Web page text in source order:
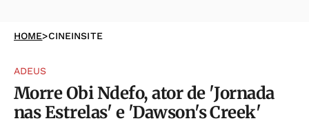
HOME>CINEINSITE
ADEUS
Morre Obi Ndefo, ator de 'Jornada
nas Estrelas' e 'Dawson's Creek'